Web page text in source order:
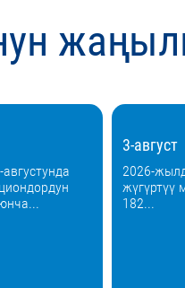
3-август
2026-
жүгүртүү
182...